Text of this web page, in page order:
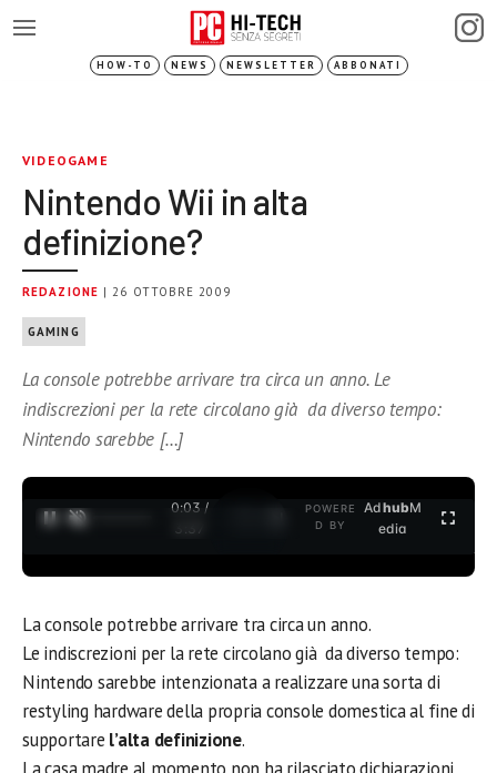
HOW-TO NEWS NEWSLETTER ABBONATI
VIDEOGAME
Nintendo Wii in alta
definizione?
REDAZIONE | 26 OTTOBRE 2009
GAMING
La console potrebbe arrivare tra circa un anno. Le
indiscrezioni per la rete circolano già da diverso tempo:
Nintendo sarebbe […]
0:03 /
3:37
POWERE
D BY
AdhubM
edia
La console potrebbe arrivare tra circa un anno.
Le indiscrezioni per la rete circolano già da diverso tempo:
Nintendo sarebbe intenzionata a realizzare una sorta di
restyling hardware della propria console domestica al fine di
supportare l’alta definizione.